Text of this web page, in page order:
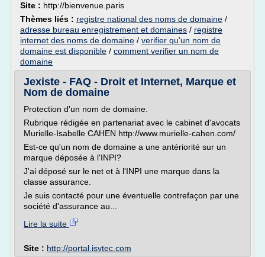
Site : http://bienvenue.paris
Thèmes liés : registre national des noms de domaine /
adresse bureau enregistrement et domaines / registre
internet des noms de domaine / verifier qu'un nom de
domaine est disponible / comment verifier un nom de
domaine
Jexiste - FAQ - Droit et Internet, Marque et
Nom de domaine
Protection d'un nom de domaine.
Rubrique rédigée en partenariat avec le cabinet d'avocats
Murielle-Isabelle CAHEN http://www.murielle-cahen.com/
Est-ce qu'un nom de domaine a une antériorité sur un
marque déposée à l'INPI?
J'ai déposé sur le net et à l'INPI une marque dans la
classe assurance.
Je suis contacté pour une éventuelle contrefaçon par une
société d'assurance au...
Lire la suite
Site : http://portal.isvtec.com